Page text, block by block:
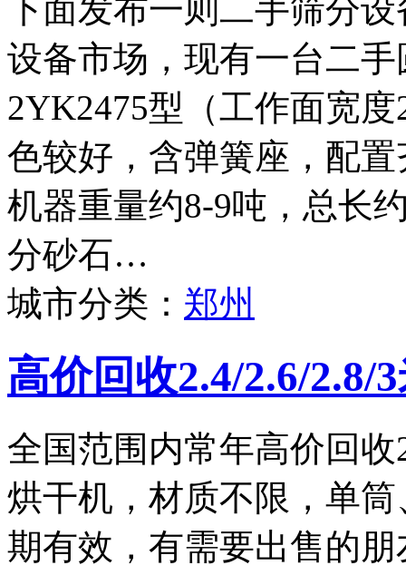
下面发布一则二手筛分
设备市场，现有一台二
2YK2475型（工作面宽
色较好，含弹簧座，配
机器重量约8-9吨，总长
分砂石…
城市分类： 郑州
高价回收2.4/2.6/2.8/
全国范围内常年高价回收
烘干机，材质不限，单
期有效，有需要出售的朋